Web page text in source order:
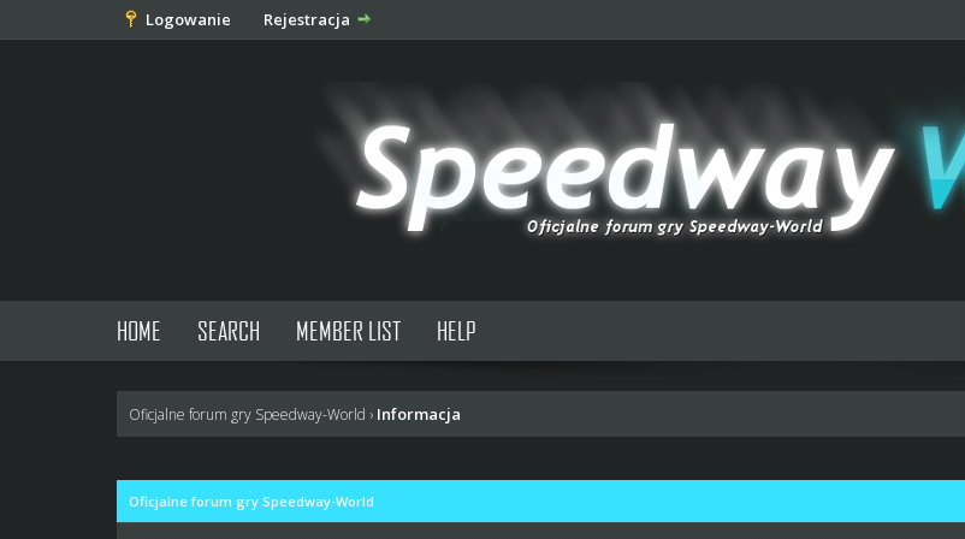
Logowanie Rejestracja
HOME SEARCH MEMBER LIST HELP
Oficjalne forum gry Speedway-World › Informacja
Oficjalne forum gry Speedway-World